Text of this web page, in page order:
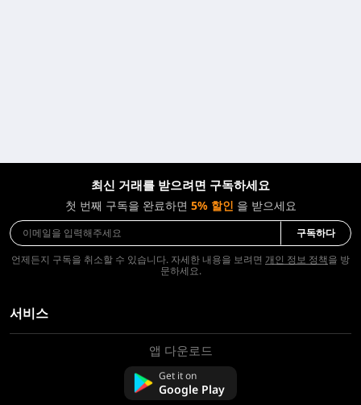
최신 거래를 받으려면 구독하세요
첫 번째 구독을 완료하면 5% 할인 을 받으세요
구독하다
언제든지 구독을 취소할 수 있습니다. 자세한 내용을 보려면 개인 정보 정책을 방
문하세요.
서비스
앱 다운로드
Get it on
Google Play